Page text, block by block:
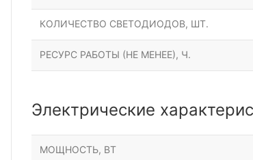
КОЛИЧЕСТВО СВЕТОДИОДОВ, ШТ.
РЕСУРС РАБОТЫ (НЕ МЕНЕЕ), Ч.
Электрические
МОЩНОСТЬ, ВТ